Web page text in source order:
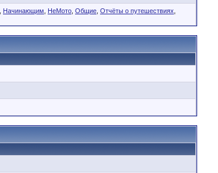
Начинающим НеМото Общие Отчёты о путешествиях